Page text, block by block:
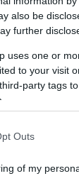
also be
further
uses one or
to your visit
party tags
Outs
of my